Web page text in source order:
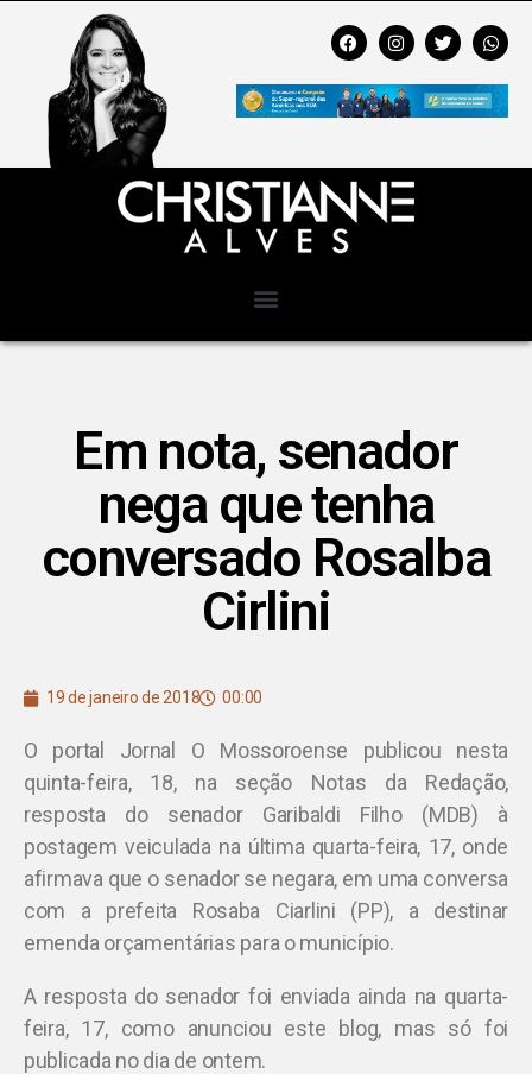
Em nota, senador
nega que tenha
conversado Rosalba
Cirlini
19 de janeiro de 2018 00:00
O portal Jornal O Mossoroense publicou nesta
quinta-feira, 18, na seção Notas da Redação,
resposta do senador Garibaldi Filho (MDB) à
postagem veiculada na última quarta-feira, 17, onde
afirmava que o senador se negara, em uma conversa
com a prefeita Rosaba Ciarlini (PP), a destinar
emenda orçamentárias para o município.
A resposta do senador foi enviada ainda na quarta-
feira, 17, como anunciou este blog, mas só foi
publicada no dia de ontem.